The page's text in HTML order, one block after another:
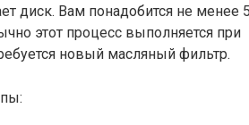
диск. Вам понадобится не менее 5
этот процесс выполняется при
новый масляный фильтр.